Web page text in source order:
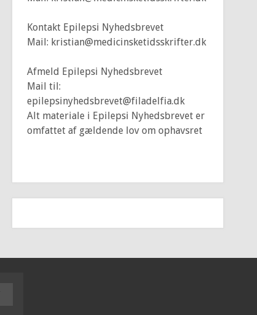
Kontakt Epilepsi Nyhedsbrevet
Mail: kristian@medicinsketidsskrifter.dk
Afmeld Epilepsi Nyhedsbrevet
Mail til:
epilepsinyhedsbrevet@filadelfia.dk
Alt materiale i Epilepsi Nyhedsbrevet er
omfattet af gældende lov om ophavsret